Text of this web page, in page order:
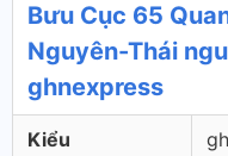
Bưu Cục 65
Nguyên-Thái
ghnexpress
Kiểu